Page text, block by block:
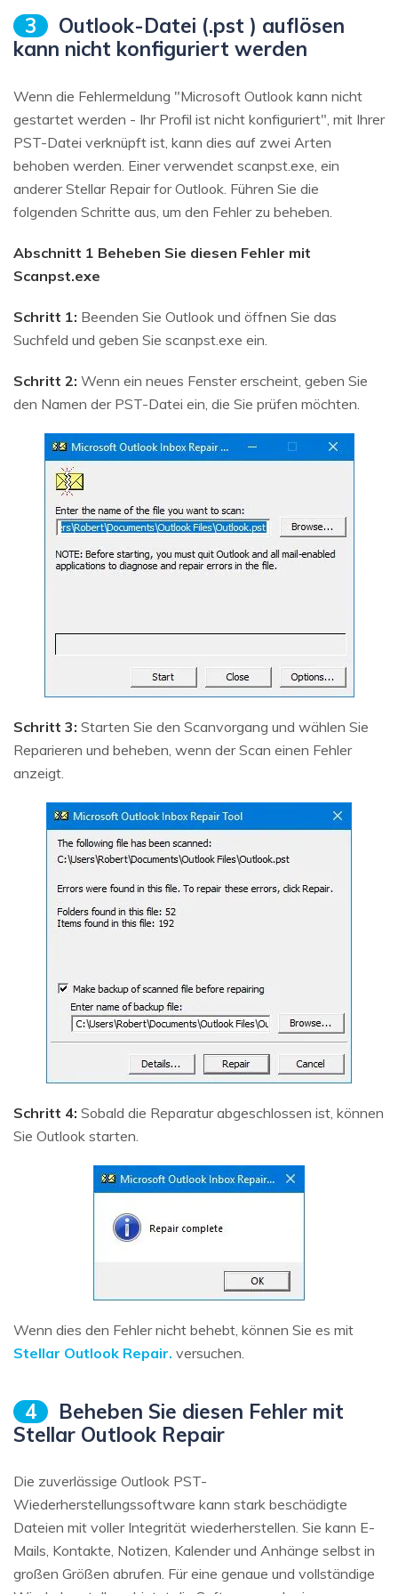
3
Outlook-Datei (.pst ) auflösen
kann nicht konfiguriert werden
Wenn die Fehlermeldung "Microsoft Outlook kann nicht
gestartet werden - Ihr Profil ist nicht konfiguriert", mit Ihrer
PST-Datei verknüpft ist, kann dies auf zwei Arten
behoben werden. Einer verwendet scanpst.exe, ein
anderer Stellar Repair for Outlook. Führen Sie die
folgenden Schritte aus, um den Fehler zu beheben.
Abschnitt 1 Beheben Sie diesen Fehler mit
Scanpst.exe
Schritt 1: Beenden Sie Outlook und öffnen Sie das
Suchfeld und geben Sie scanpst.exe ein.
Schritt 2: Wenn ein neues Fenster erscheint, geben Sie
den Namen der PST-Datei ein, die Sie prüfen möchten.
Schritt 3: Starten Sie den Scanvorgang und wählen Sie
Reparieren und beheben, wenn der Scan einen Fehler
anzeigt.
Schritt 4: Sobald die Reparatur abgeschlossen ist, können
Sie Outlook starten.
Wenn dies den Fehler nicht behebt, können Sie es mit
Stellar Outlook Repair. versuchen.
4
Beheben Sie diesen Fehler mit
Stellar Outlook Repair
Die zuverlässige Outlook PST-
Wiederherstellungssoftware kann stark beschädigte
Dateien mit voller Integrität wiederherstellen. Sie kann E-
Mails, Kontakte, Notizen, Kalender und Anhänge selbst in
großen Größen abrufen. Für eine genaue und vollständige